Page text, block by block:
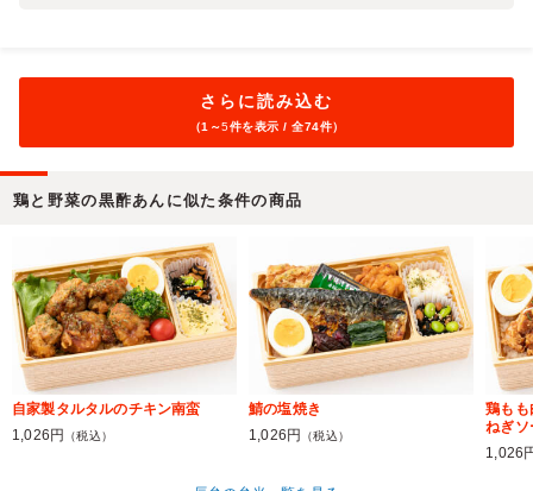
さらに読み込む
（1～5件を表示 / 全74件）
鶏と野菜の黒酢あんに似た条件の商品
自家製タルタルのチキン南蛮
1,026円
（税込）
鯖の塩焼き
1,026円
（税込）
鶏もも
ねぎソ
1,026